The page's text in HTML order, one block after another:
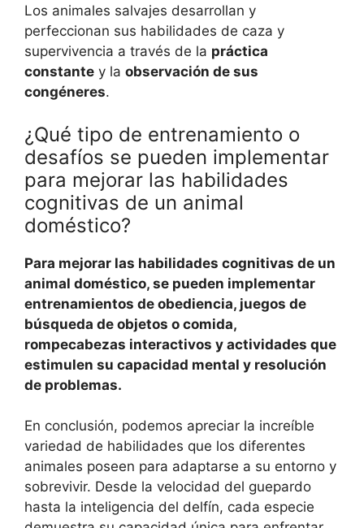
Los animales salvajes desarrollan y
perfeccionan sus habilidades de caza y
supervivencia a través de la práctica
constante y la observación de sus
congéneres.
¿Qué tipo de entrenamiento o
desafíos se pueden implementar
para mejorar las habilidades
cognitivas de un animal
doméstico?
Para mejorar las habilidades cognitivas de un
animal doméstico, se pueden implementar
entrenamientos de obediencia, juegos de
búsqueda de objetos o comida,
rompecabezas interactivos y actividades que
estimulen su capacidad mental y resolución
de problemas.
En conclusión, podemos apreciar la increíble
variedad de habilidades que los diferentes
animales poseen para adaptarse a su entorno y
sobrevivir. Desde la velocidad del guepardo
hasta la inteligencia del delfín, cada especie